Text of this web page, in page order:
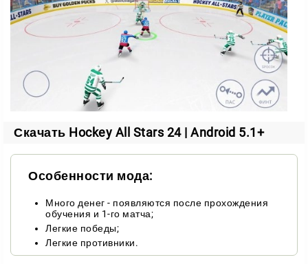
рейтингах ALL-STAR Лиги.
Доступен и мужской, и женский хоккей. Все режимы
и механики работают одинаково для любого
состава.
Режимы игры
Club Mode
клубов со всего мира в ежемесячных турнирах. Club
Battles добавляют новый поворот привычным
матчам: успейте забить как можно больше шайб до
конца времени.
Скачать Hockey All Stars 24 | Android 5.1+
Особенности мода:
Много денег - появляются после прохождения
обучения и 1-го матча;
Легкие победы;
Легкие противники.